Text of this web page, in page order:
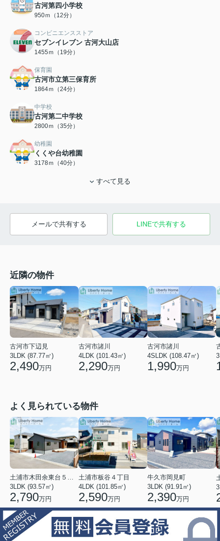
古河第四小学校
950ｍ（12分）
コンビニエンスストア
セブンイレブン 古河大山店
1455ｍ（19分）
保育園
古河市立第三保育所
1864ｍ（24分）
中学校
古河第二中学校
2800ｍ（35分）
幼稚園
くくや台幼稚園
3178ｍ（40分）
すべて見る
メールで共有する LINEで共有する
近隣の物件
古河市下辺見
3LDK (87.77㎡)
2,490万円
古河市諸川
4LDK (101.43㎡)
2,290万円
古河市諸川
4SLDK (108.47㎡)
1,990万円
よく見られている物件
土浦市木田余東台５丁目
3LDK (93.57㎡)
2,790万円
土浦市板谷４丁目
4LDK (101.85㎡)
2,590万円
牛久市岡見町
3LDK (91.91㎡)
2,390万円